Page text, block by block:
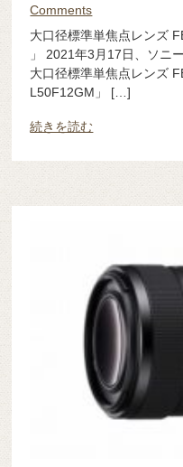
Comments
大口径標準単焦点レンズ
」 2021年3月17日、ソニ
大口径標準単焦点レンズ
L50F12GM」 […]
続きを読む